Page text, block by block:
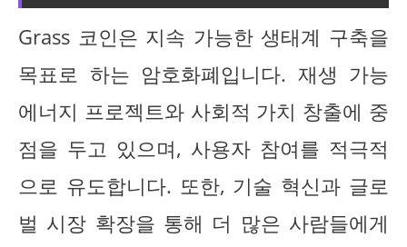
Grass 코인은 지속 가능한 생태계 구축을
목표로 하는 암호화폐입니다. 재생 가능
에너지 프로젝트와 사회적 가치 창출에 중
점을 두고 있으며, 사용자 참여를 적극적
으로 유도합니다. 또한, 기술 혁신과 글로
벌 시장 확장을 통해 더 많은 사람들에게